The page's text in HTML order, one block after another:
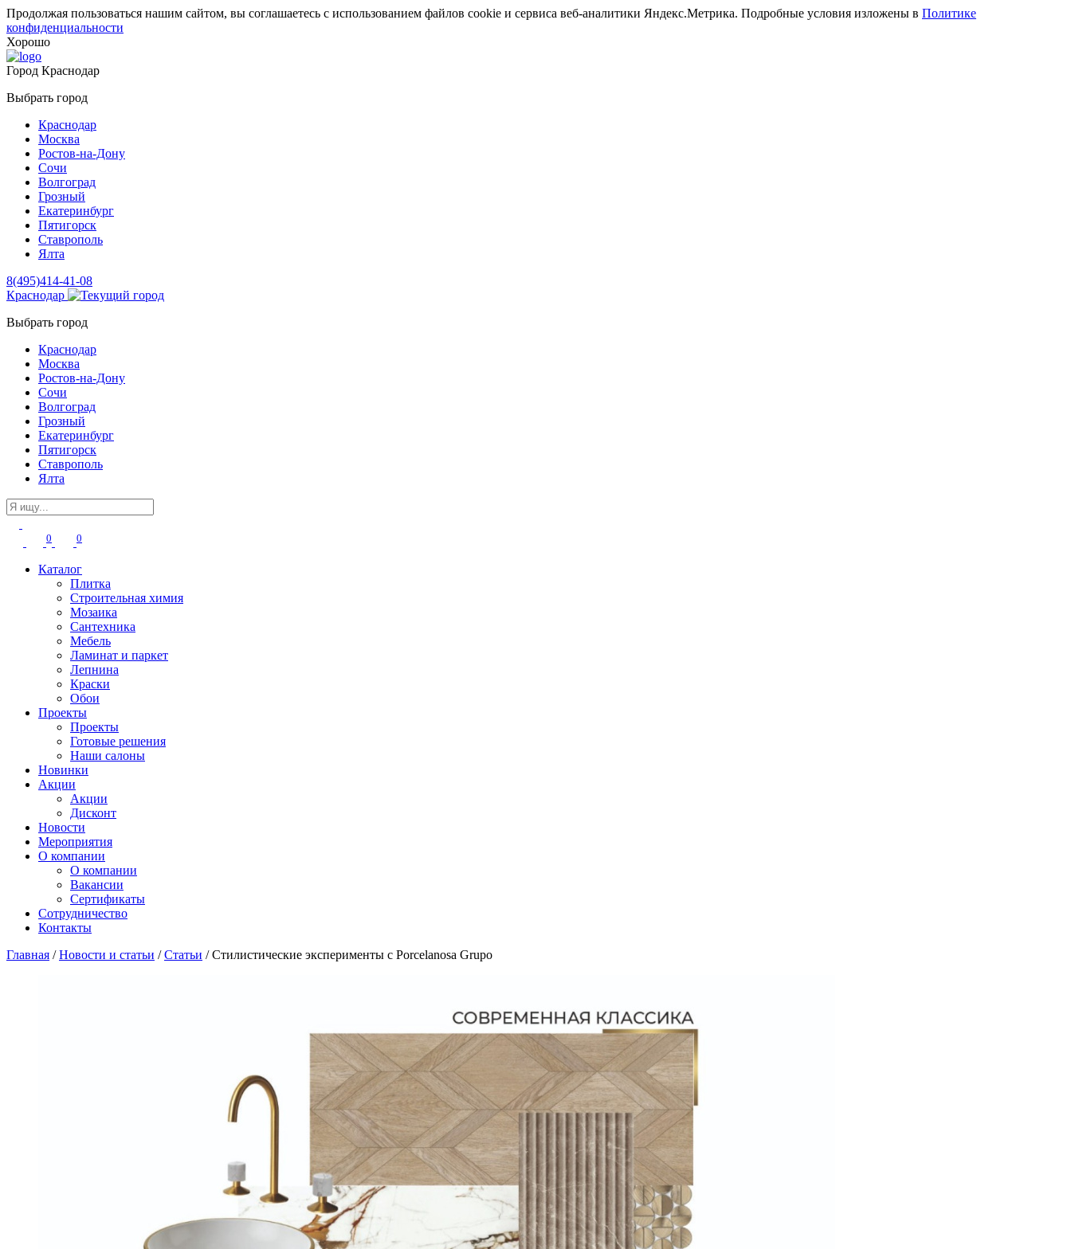
Продолжая пользоваться нашим сайтом, вы соглашаетесь с использованием файлов cookie и сервиса веб-аналитики Яндекс.Метрика. Подробные условия изложены в Политике
конфиденциальности
Хорошо
Город Краснодар
Выбрать город
Краснодар
Москва
Ростов-на-Дону
Сочи
Волгоград
Грозный
Екатеринбург
Пятигорск
Ставрополь
Ялта
8(495)414-41-08
Краснодар
Выбрать город
Краснодар
Москва
Ростов-на-Дону
Сочи
Волгоград
Грозный
Екатеринбург
Пятигорск
Ставрополь
Ялта
0 0
Каталог
Плитка
Строительная химия
Мозаика
Сантехника
Мебель
Ламинат и паркет
Лепнина
Краски
Обои
Проекты
Проекты
Готовые решения
Наши салоны
Новинки
Акции
Акции
Дисконт
Новости
Мероприятия
О компании
О компании
Вакансии
Сертификаты
Сотрудничество
Контакты
Главная /Новости и статьи /Статьи /Стилистические эксперименты с Porcelanosa Grupo